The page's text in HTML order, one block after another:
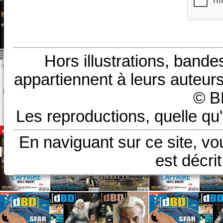
Hors illustrations,
appartiennent à leurs
©
Les reproductions, quelle
En naviguant sur ce site,
est